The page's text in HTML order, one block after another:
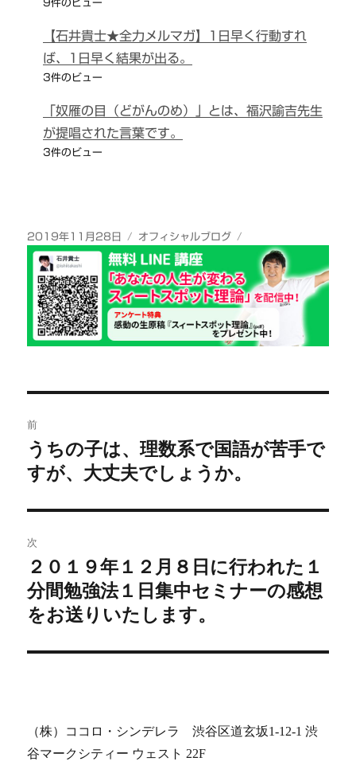
9件のビュー
【石井貴士★全力メルマガ】1日早く行動すれ
ば、1日早く結果が出る。
3件のビュー
「奴雁の目（どがんのめ）」とは、福沢諭吉先生
が提唱された言葉です。
3件のビュー
投
稿
2019年11月28日
カ
テ
ゴ
リ
オフィシャルブログ
稿
ナ
ビ
ゲ
ー
シ
前
前
の
稿:
うちの子は、理数系で国語が苦手で
すが、大丈夫でしょうか。
次
次
の
投
２０１９年１２月８日に行われた１
分間勉強法１日集中セミナーの感想
をお送りいたします。
（株）ココロ・シンデレラ 渋谷区道玄坂1-12-1 渋
谷マークシティー ウェスト 22F